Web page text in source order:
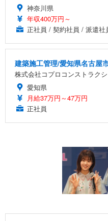
神奈川県
年収400万円～
正社員 / 契約社員 / 派遣社
建築施工管理/愛知県名古屋
株式会社コプロコンストラク
愛知県
月給37万円～47万円
正社員